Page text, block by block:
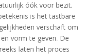
óók voor bezit.
is het tastbare
verschaft om
vorm te geven. De
laten het proces